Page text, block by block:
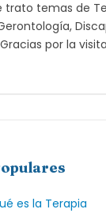
trato temas de
por la
es la Terapia